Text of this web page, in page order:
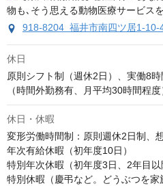
918-8204 福井市南四ツ居1-10-
休日
原則シフト制（週休2日）、実働8
（時間外勤務有、月平均30時間程度
休日・休暇
変形労働時間制：原則週休2日制、
年次有給休暇（初年度10日）
特別年次休暇（初年度3日、2年目以
特別休暇（慶弔など。どうぶつを